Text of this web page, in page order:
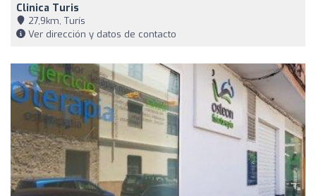
Clinica Turis
27,9km, Turís
Ver dirección y datos de contacto